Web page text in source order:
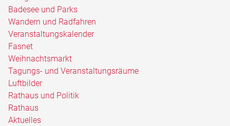
Badesee und Parks
Wandern und Radfahren
Veranstaltungskalender
Fasnet
Weihnachtsmarkt
Tagungs- und Veranstaltungsräume
Luftbilder
Rathaus und Politik
Rathaus
Aktuelles